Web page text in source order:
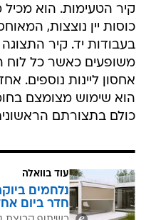
קיר הטעימות. הוא מכיל
כוסות יין נוצצות,
בעבודות יד. קיר
משופעים כאשר כל לוח
אחסון ליינות נוספים.
הוא שימוש מצומצם
כולם בתצורתם
עוד בוואלה
נלחמים
חדר ביום